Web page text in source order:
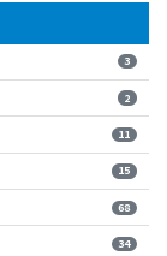
3
2
11
15
68
34